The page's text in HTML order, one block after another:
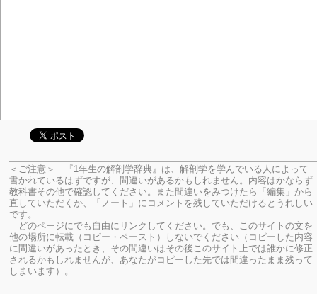
＜ご注意＞ 『1年生の解剖学辞典』は、解剖学を学んでいる人によって
書かれているはずですが、間違いがあるかもしれません。内容はかならず
教科書その他で確認してください。
また間違いをみつけたら「編集」から
直していただくか、「ノート」にコメントを残していただけるとうれしい
です。
どのページにでも自由にリンクしてください。でも、このサイトの文を
他の場所に転載（コピー・ペースト）しないでください（コピーした内容
に間違いがあったとき、その間違いはその後このサイト上では誰かに修正
されるかもしれませんが、あなたがコピーした先では間違ったまま残って
しまいます）。